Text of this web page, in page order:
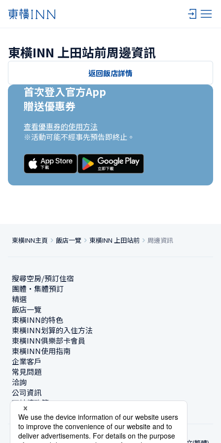
東橫INN 上田站前周邊資訊
返回飯店詳情
首次登入官方App
贈送優惠券
查看優惠券的使用方法
※活動可能不經事先預告即終止。
東橫INN主頁 飯店一覽 東橫INN 上田站前 周邊資訊
搜尋空房/預訂住宿
團體・集體預訂
精選
飯店一覽
東橫INN的特色
東橫INN划算的入住方法
東橫INN俱樂部卡會員
東橫INN使用指南
企業客戶
常見問題
洽詢
公司資訊
可持續政策